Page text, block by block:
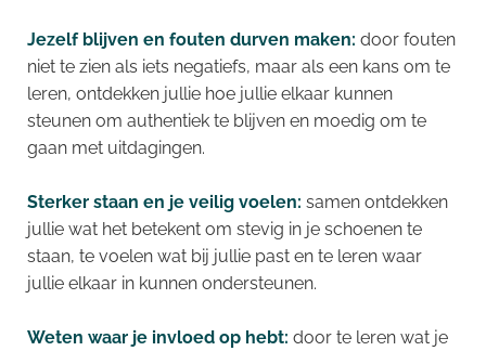
Jezelf blijven en fouten durven maken: door fouten
niet te zien als iets negatiefs, maar als een kans om te
leren, ontdekken jullie hoe jullie elkaar kunnen
steunen om authentiek te blijven en moedig om te
gaan met uitdagingen.
Sterker staan en je veilig voelen: samen ontdekken
jullie wat het betekent om stevig in je schoenen te
staan, te voelen wat bij jullie past en te leren waar
jullie elkaar in kunnen ondersteunen.
Weten waar je invloed op hebt: door te leren wat je